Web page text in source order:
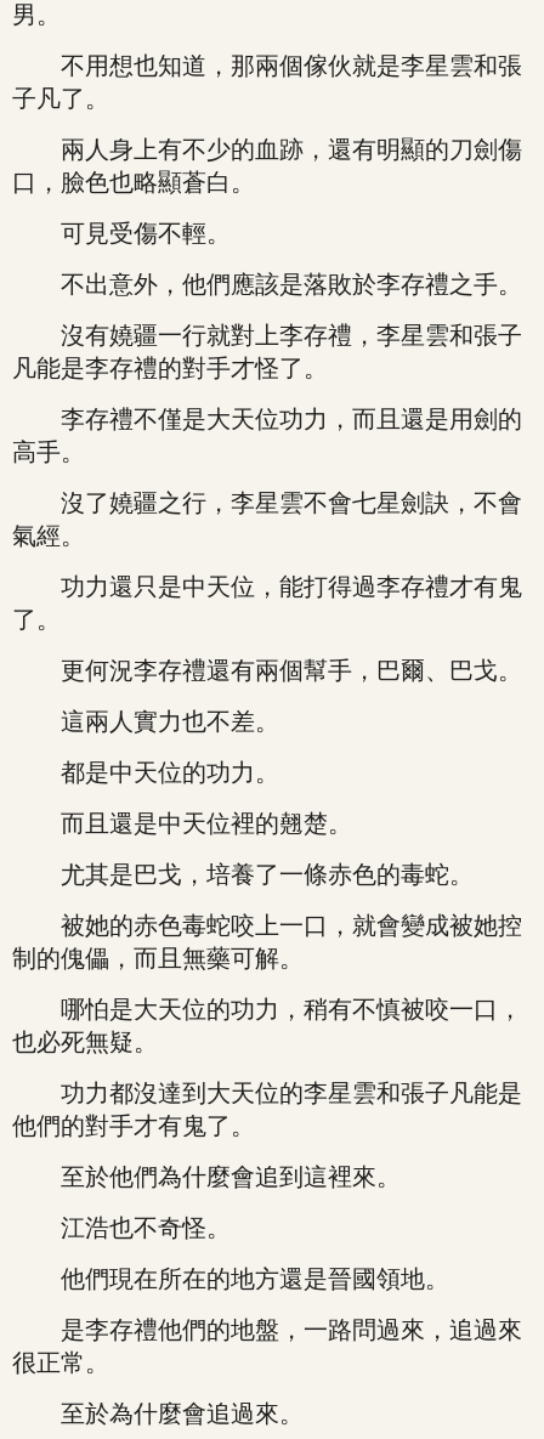
男。
不用想也知道，那兩個傢伙就是李星雲和張
子凡了。
兩人身上有不少的血跡，還有明顯的刀劍傷
口，臉色也略顯蒼白。
可見受傷不輕。
不出意外，他們應該是落敗於李存禮之手。
沒有嬈疆一行就對上李存禮，李星雲和張子
凡能是李存禮的對手才怪了。
李存禮不僅是大天位功力，而且還是用劍的
高手。
沒了嬈疆之行，李星雲不會七星劍訣，不會
氣經。
功力還只是中天位，能打得過李存禮才有鬼
了。
更何況李存禮還有兩個幫手，巴爾、巴戈。
這兩人實力也不差。
都是中天位的功力。
而且還是中天位裡的翹楚。
尤其是巴戈，培養了一條赤色的毒蛇。
被她的赤色毒蛇咬上一口，就會變成被她控
制的傀儡，而且無藥可解。
哪怕是大天位的功力，稍有不慎被咬一口，
也必死無疑。
功力都沒達到大天位的李星雲和張子凡能是
他們的對手才有鬼了。
至於他們為什麼會追到這裡來。
江浩也不奇怪。
他們現在所在的地方還是晉國領地。
是李存禮他們的地盤，一路問過來，追過來
很正常。
至於為什麼會追過來。